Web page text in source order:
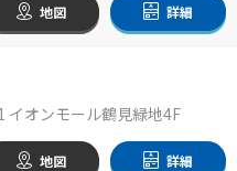
地図 詳細
オンモール鶴見緑地4F
地図 詳細